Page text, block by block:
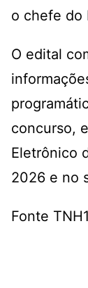
o chefe do
O edital
concurso,
Eletrônico
2026 e no
Fonte TNH1